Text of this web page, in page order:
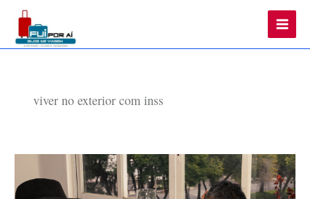
Main
viver no exterior com inss